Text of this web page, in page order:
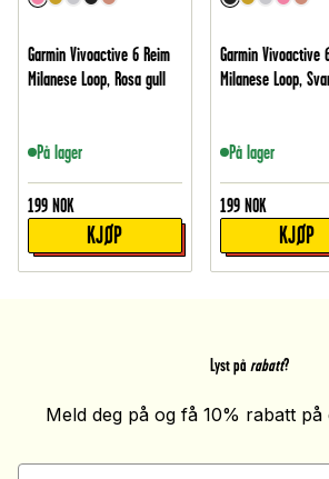
Garmin Vivoactive 6 Reim
Milanese Loop, Rosa gull
På lager
199 NOK
KJØP
Garmin Vivoactive
Milanese Loop,
På lager
199 NOK
KJØP
Lyst på rabatt?
Meld deg på og få 10% rabatt